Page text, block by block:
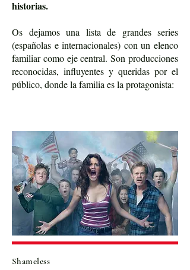
historias.
Os dejamos una lista de grandes series
(españolas e internacionales) con un elenco
familiar como eje central. Son producciones
reconocidas, influyentes y queridas por el
público, donde la familia es la protagonista:
Shameless